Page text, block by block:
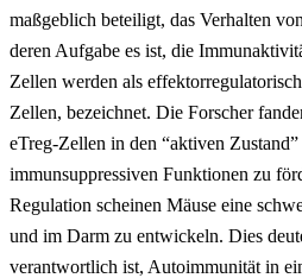
maßgeblich beteiligt, das Verhalten
deren Aufgabe es ist, die
Zellen werden als
Zellen, bezeichnet. Die Forscher
eTreg-Zellen in den “aktiven
immunsuppressiven Funktionen zu
Regulation scheinen Mäuse eine
und im Darm zu entwickeln. Dies
verantwortlich ist, Autoimmunität in